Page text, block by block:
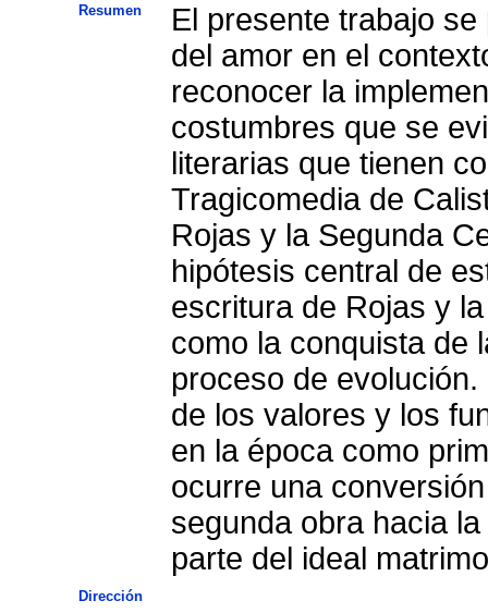
Resumen
El presente trabajo
del amor en el
reconocer la
costumbres que se
literarias que tienen
Tragicomedia de
Rojas y la Segunda
hipótesis central de
escritura de Rojas y
como la conquista de
proceso de
de los valores y los
en la época como
ocurre una
segunda obra hacia
parte del ideal
Dirección